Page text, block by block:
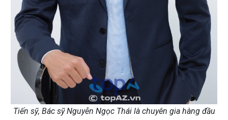
Tiến sỹ, Bác sỹ Nguyễn Ngọc Thái là chuyên gia hàng đầu